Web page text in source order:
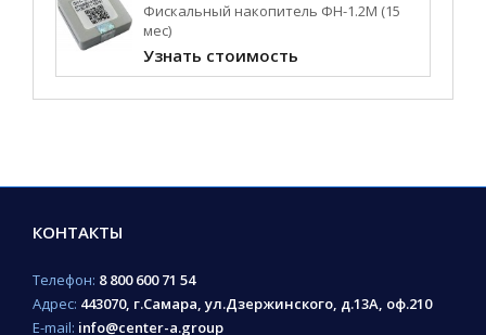
Фискальный накопитель ФН-1.2М (15
мес)
Узнать стоимость
КОНТАКТЫ
Телефон: 8 800 600 71 54
Адрес: 443070, г.Самара, ул.Дзержинского, д.13А, оф.210
E-mail: info@center-a.group